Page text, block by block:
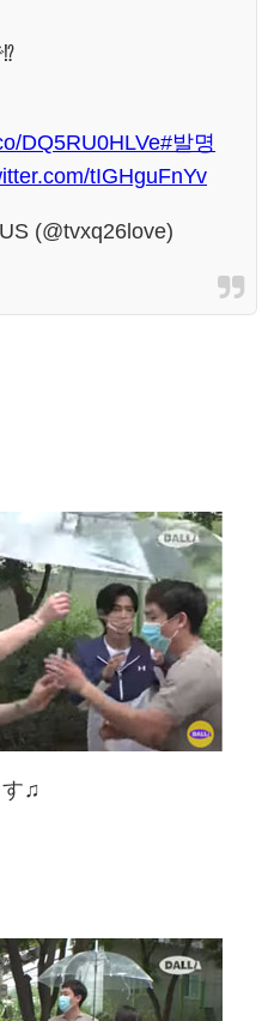
DQ5RU0HLVe#발명
tIGHguFnYv
(@tvxq26love)
♫